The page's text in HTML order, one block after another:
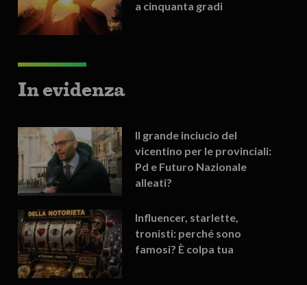
a cinquanta gradi
In evidenza
Il grande inciucio del
vicentino per le provinciali:
Pd e Futuro Nazionale
alleati?
Influencer, starlette,
tronisti: perché sono
famosi? È colpa tua